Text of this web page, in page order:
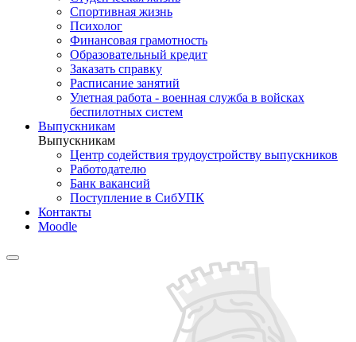
Спортивная жизнь
Психолог
Финансовая грамотность
Образовательный кредит
Заказать справку
Расписание занятий
Улетная работа - военная служба в войсках
беспилотных систем
Выпускникам
Выпускникам
Центр содействия трудоустройству выпускников
Работодателю
Банк вакансий
Поступление в СибУПК
Контакты
Moodle